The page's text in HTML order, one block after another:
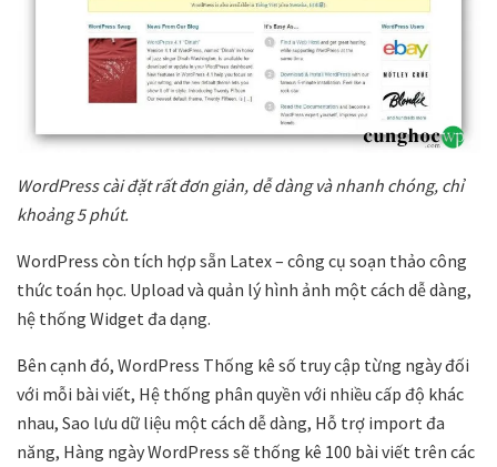
WordPress cài đặt rất đơn giản, dễ dàng và nhanh chóng, chỉ
khoảng 5 phút.
WordPress còn tích hợp sẵn Latex – công cụ soạn thảo công
thức toán học. Upload và quản lý hình ảnh một cách dễ dàng,
hệ thống Widget đa dạng.
Bên cạnh đó, WordPress Thống kê số truy cập từng ngày đối
với mỗi bài viết, Hệ thống phân quyền với nhiều cấp độ khác
nhau, Sao lưu dữ liệu một cách dễ dàng, Hỗ trợ import đa
năng, Hàng ngày WordPress sẽ thống kê 100 bài viết trên các